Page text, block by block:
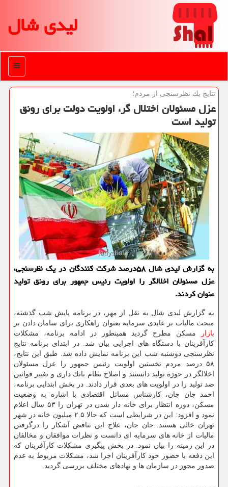
لیدی شال
منو
نتایج یك نظرسنجی از مردم؛
عزل مسئولان اختلال گر، اولویت دولت برای رونق
تولید است
به گزارش لیدی شال ۵۸درصد شركت كنندگان در یك نظرسنجی،
عزل مسئولان اخلالگر را اولویت رئیس جمهور برای رونق تولید
عنوان كردند.
به گزارش لیدی شال به نقل از مهر، در برنامه پایش شب گذشته،
مبحث مالیات بر عایدی سرمایه بعنوان راهكاری برای سامان دادن بر
بازار
مسكن مطرح گردید همینطور در ادامه برنامه، مشكلات
كارآفرینان با دستگاه های اجرایی بیان شد. در ابتدای برنامه نتایج
نظرسنجی دوشنبه شب این برنامه نمایش داده شد. طبق این نتایج،
۵۸ درصد مردم نخستین اولویت رئیس جمهور را عزل مسئولان
اخلالگر در حوزه تولید دانستند و اصلاح نظام بانك داری و تغییر قوانین
ضد تولید را در اولویت های بعدی قرار دادند. در بخش ابتدایی برنامه،
احمد جان جان، كارشناس مسائل اقتصادی با اشاره به وضعیت
مسكن، دوره انتظار برای خانه دار شدن در تهران را ۵۳ سال اعلام
نمود و افزود: این در شرایطی است كه حالا ۲.۵ میلیون خانه در شهر
تهران خالی هستند. جان جان، علاج این تناقض آشكار را درگرفتن
مالیات از خانه های سرمایه ای دانست و نظرات موافقان و مخالفان
در این زمینه را بیان نمود. در بخش پیگیری مشكلات كارآفرینان كه
این دفعه با حضور خود كارآفرینان اجرا شد، مشكلات مربوط به عدم
صدور مجوز در سازمان ها و نهادهای مختلف بررسی گردید.